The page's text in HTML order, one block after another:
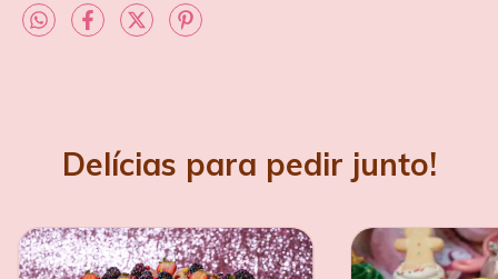
Delícias para pedir junto!